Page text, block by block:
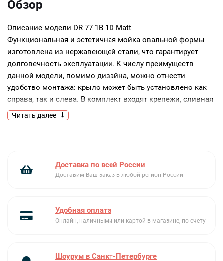
Обзор
Описание модели DR 77 1B 1D Matt
Функциональная и эстетичная мойка овальной формы
изготовлена из нержавеющей стали, что гарантирует
долговечность эксплуатации. К числу преимуществ
данной модели, помимо дизайна, можно отнести
удобство монтажа: крыло может быть установлено как
справа, так и слева. В комплект входят крепежи, сливная
арматура и уплотнительная лента.
Установка крыла справа или слева
совместно со сливом 3 ½ с круглым
переливом (арт. 61001302).
Читать далее
Доставка по всей России
Доставим Ваш заказ в любой регион России
Удобная оплата
Онлайн, наличными или картой в магазине, по счету
Шоурум в Санкт-Петербурге